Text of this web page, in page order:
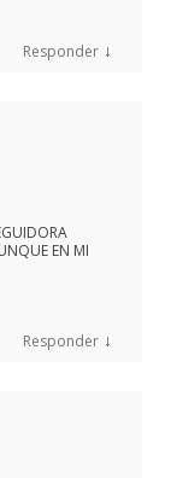
Responder ↓
EN MI
Responder ↓